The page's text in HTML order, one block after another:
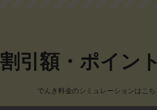
割引額・ポイン
でんき料金のシミュレーションはこ